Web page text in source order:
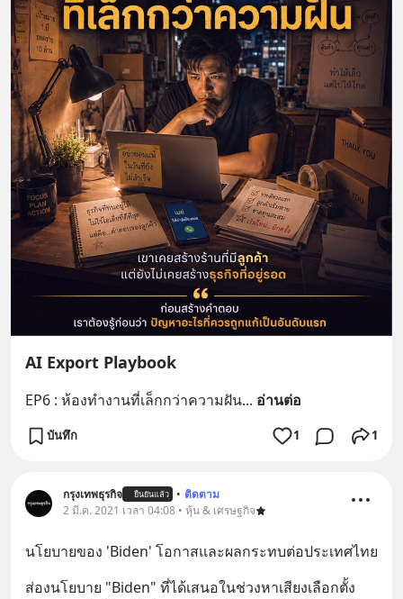
AI Export Playbook
EP6 : ห้องทำงานที่เล็กกว่าความฝัน... อ่านต่อ
บันทึก 1 1
กรุงเทพธุรกิจ ยืนยันแล้ว • ติดตาม
2 มี.ค. 2021 เวลา 04:08 • หุ้น & เศรษฐกิจ
นโยบายของ 'Biden' โอกาสและผลกระทบต่อประเทศไทย
ส่องนโยบาย "Biden" ที่ได้เสนอในช่วงหาเสียงเลือกตั้ง